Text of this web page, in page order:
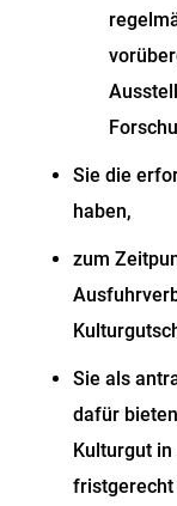
Sie die
haben,
zum
Sie als
dafür
Kulturgut
fristgerecht